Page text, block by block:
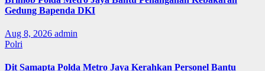
Gedung Bapenda DKI
Aug 8, 2026 admin
Polri
Dit Samapta Polda Metro Jaya Kerahkan Personel Bantu